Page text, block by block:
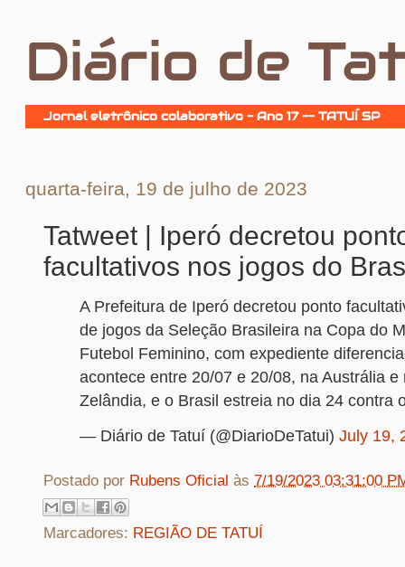
Diário de
Jornal eletrônico colaborativo - Ano 17 -- TATUÍ SP
quarta-feira, 19 de julho de 2023
Tatweet | Iperó decretou
facultativos nos jogos do
A Prefeitura de Iperó decretou ponto
de jogos da Seleção Brasileira na Copa do
Futebol Feminino, com expediente
acontece entre 20/07 e 20/08, na Austrália e
Zelândia, e o Brasil estreia no dia 24 contra
— Diário de Tatuí (@DiarioDeTatui) July 19,
Postado por Rubens Oficial às 7/19/2023 03:31:00
Marcadores: REGIÃO DE TATUÍ